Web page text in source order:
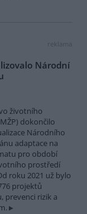
reklama
Národní
životního
dokončilo
Národního
adaptace na
pro období
prostředí
roku 2021 už bylo
projektů
prevenci rizik a